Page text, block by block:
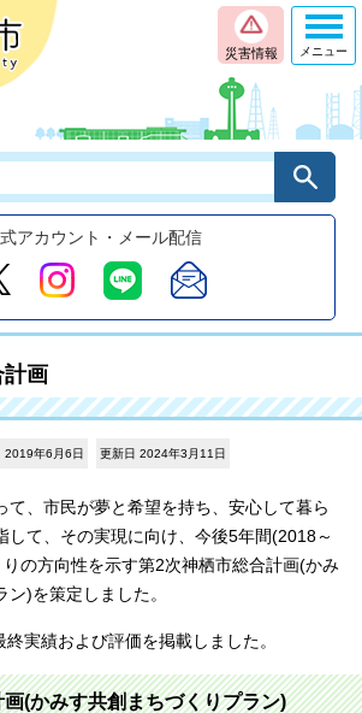
災害情報
アカウント・メール配信
メニュー
画
2019年6月6日 更新日 2024年3月11日
て、市民が夢と希望を持ち、安心して暮ら
して、その実現に向け、今後5年間(2018～
の方向性を示す第2次神栖市総合計画(かみ
)を策定しました。
実績および評価を掲載しました。
(かみす共創まちづくりプラン)